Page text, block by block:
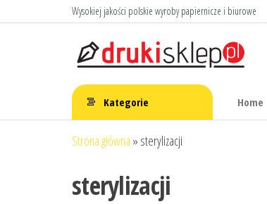
do
Wysokiej jakości polskie wyroby papiernicze i biurowe
Druki
sklep
Polskie druki
akcydensoweKategorie Home
Strona główna » sterylizacji
sterylizacji